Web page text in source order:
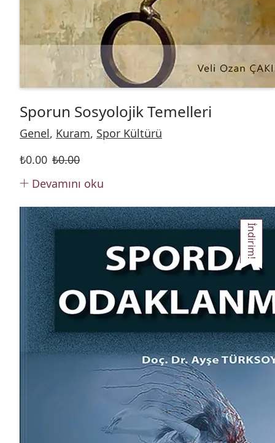
Sporun Sosyolojik Temelleri
Genel, Kuram, Spor Kültürü
₺0.00
₺0.00
Devamını oku
İndirim!